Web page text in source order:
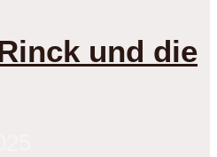
und die